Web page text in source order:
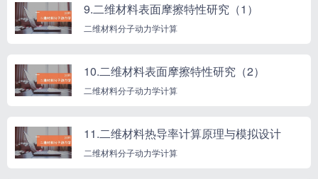
9.二维材料表面摩擦特性研究（1）
二维材料分子动力学计算
10.二维材料表面摩擦特性研究（2）
二维材料分子动力学计算
11.二维材料热导率计算原理与模拟设计
二维材料分子动力学计算